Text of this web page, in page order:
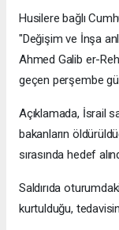
Husilere bağlı
"Değişim ve İnşa
Ahmed Galib er-
geçen perşembe
Açıklamada, İsrail
bakanların
sırasında hedef
Saldırıda
kurtulduğu,